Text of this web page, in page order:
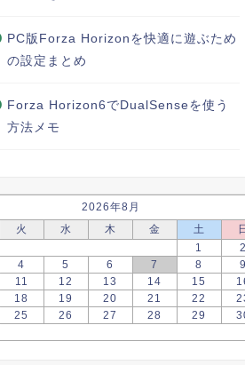
PC版Forza Horizonを快適に遊ぶため
の設定まとめ
Forza Horizon6でDualSenseを使う
方法メモ
2026年8月
火 水 木 金 土
日
1
2
4 5 6 7 8
9
11 12 13 14 15
18 19 20 21 22
25 26 27 28 29